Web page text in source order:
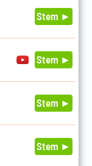
Stem ►
Stem ►
Stem ►
Stem ►